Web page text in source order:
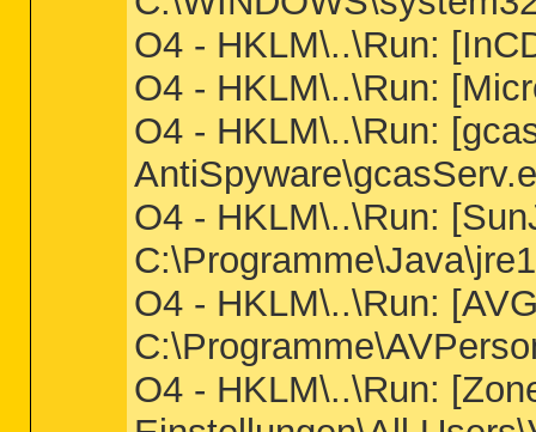
O4 - HKLM\..\Run:
O4 - HKLM\..\Run:
O4 - HKLM\..\Run:
O4 - HKLM\..\Run:
O4 - HKLM\..\Run:
O4 - HKLM\..\Run: